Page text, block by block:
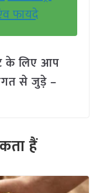
फायदे
के लिए आप
से जुड़े –
हैं